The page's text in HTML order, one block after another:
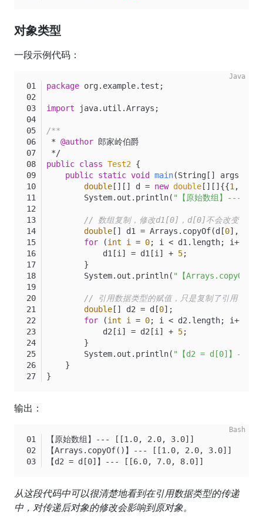
对象类型
一段示例代码：
package org.example.test;
import java.util.Arrays;
/**
* @author 郎家岭伯爵
*/
public class Test2 {
public static void main(String[] args)
double[][] d = new double[][]{{1 ,
        System.out.println(
"【原始数组】--- "
// 数组复制，修改d1[0]，d[0]不会改变
double[] d1 = Arrays.copyOf(d[0], d[
for (int i = 0; i < d1.length; i++) {
            d1[i] = d1[i] +
5;
        }
        System.out.println(
"【
// 引用数据类型的赋值，只是复制了引用，修
double[] d2 = d[0];
for (int i = 0; i < d2.length; i++) {
            d2[i] = d2[i] +
5;
        }
        System.out.println(
"【d2 = d[0]】--- "
    }
}
输出：
【原始数组】--- [[1.0, 2.0, 3.0]]
【Arrays.copyOf()】--- [[1.0, 2.0, 3.0]]
【d2 = d[0]】--- [[6.0, 7.0, 8.0]]
从这段代码中可以很清楚地看到在引用数据类型的传递
中，对传递后对象的修改会影响到原对象。